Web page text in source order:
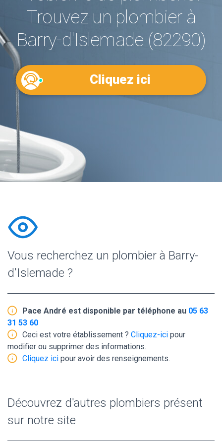
Trouvez un plombier à
Barry-d'Islemade (82290)
Cliquez ici
Vous recherchez un plombier à Barry-
d'Islemade ?
Pace André est disponible par téléphone au 05 63
31 53 60
Ceci est votre établissement ? Cliquez-ici pour
modifier ou supprimer des informations.
Cliquez ici pour avoir des renseignements.
Découvrez d'autres plombiers présent
sur notre site